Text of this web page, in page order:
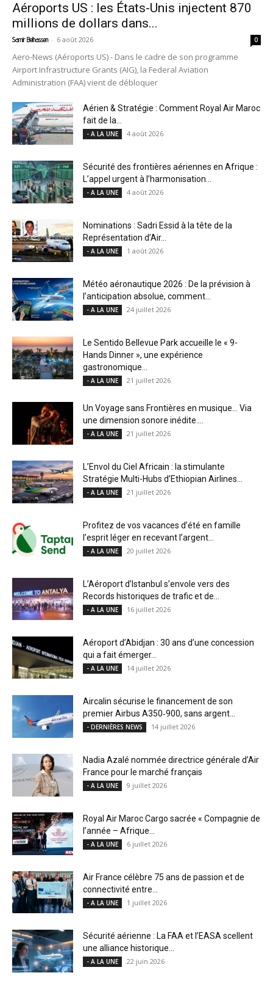
Aéroports US : les États-Unis injectent 870
millions de dollars dans...
Samir Belhassen - 6 août 2026 0
Aero-News (Aéroports US) - Dans le cadre de son programme
Airport Infrastructure Grants (AIG), la Federal Aviation
Administration (FAA) vient de débloquer
Aérien & Stratégie : Comment Royal Air Maroc
fait de la...
- A LA UNE 4 août 2026
Sécurité des frontières aériennes en Afrique :
L’appel urgent à l’harmonisation...
- A LA UNE 4 août 2026
Nominations : Sadri Essid à la tête de la
Représentation d’Air...
- A LA UNE 1 août 2026
Météo aéronautique 2026 : De la prévision à
l’anticipation absolue, comment...
- A LA UNE 24 juillet 2026
Le Sentido Bellevue Park accueille le « 9-
Hands Dinner », une expérience
gastronomique...
- A LA UNE 21 juillet 2026
Un Voyage sans Frontières en musique… Via
une dimension sonore inédite....
- A LA UNE 21 juillet 2026
L’Envol du Ciel Africain : la stimulante
Stratégie Multi-Hubs d’Ethiopian Airlines...
- A LA UNE 21 juillet 2026
Profitez de vos vacances d’été en famille
l’esprit léger en recevant l’argent...
- A LA UNE 20 juillet 2026
L’Aéroport d’Istanbul s’envole vers des
Records historiques de trafic et de...
- A LA UNE 16 juillet 2026
Aéroport d’Abidjan : 30 ans d’une concession
qui a fait émerger...
- A LA UNE 14 juillet 2026
Aircalin sécurise le financement de son
premier Airbus A350‑900, sans argent...
- DERNIÈRES NEWS 14 juillet 2026
Nadia Azalé nommée directrice générale d’Air
France pour le marché français
- A LA UNE 9 juillet 2026
Royal Air Maroc Cargo sacrée « Compagnie de
l’année – Afrique...
- A LA UNE 6 juillet 2026
Air France célèbre 75 ans de passion et de
connectivité entre...
- A LA UNE 1 juillet 2026
Sécurité aérienne : La FAA et l’EASA scellent
une alliance historique...
- A LA UNE 22 juin 2026